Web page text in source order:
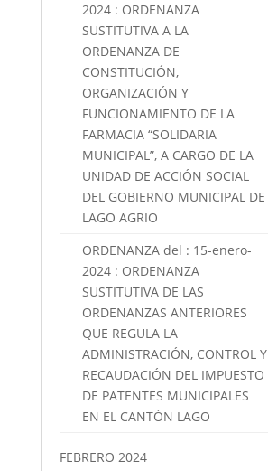
2024 : ORDENANZA
SUSTITUTIVA A LA
ORDENANZA DE
CONSTITUCIÓN,
ORGANIZACIÓN Y
FUNCIONAMIENTO DE LA
FARMACIA “SOLIDARIA
MUNICIPAL”, A CARGO DE LA
UNIDAD DE ACCIÓN SOCIAL
DEL GOBIERNO MUNICIPAL DE
LAGO AGRIO
ORDENANZA del : 15-enero-
2024 : ORDENANZA
SUSTITUTIVA DE LAS
ORDENANZAS ANTERIORES
QUE REGULA LA
ADMINISTRACIÓN, CONTROL Y
RECAUDACIÓN DEL IMPUESTO
DE PATENTES MUNICIPALES
EN EL CANTÓN LAGO
FEBRERO 2024